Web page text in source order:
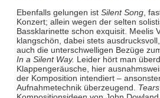
Ebenfalls gelungen ist Silent Song,
Konzert; allein wegen der selten
Bassklarinette schon exquisit. Meelis
klangschön, dabei stets
auch die unterschwelligen Bezüge
In a Silent Way. Leider hört man
Klappengeräusche, hier
der Komposition intendiert –
Aufnahmetechnik überzeugend.